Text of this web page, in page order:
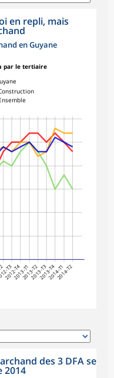
en repli, mais
en Guyane
par le tertiaire
T3
2012-T42013-T12013-T22013-T32013-T42014-T12014-T2
des 3 DFA se
2014